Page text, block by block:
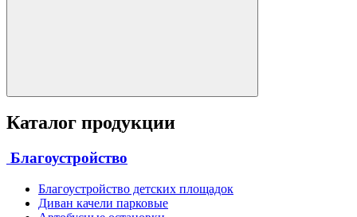
Каталог продукции
Благоустройство
Благоустройство детских площадок
Диван качели парковые